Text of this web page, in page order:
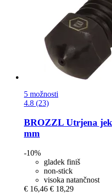
5 možnosti
4.8 (23)
BROZZL Utrjena
mm
-10%
gladek finiš
non-stick
visoka natančnost
€ 16,46 € 18,29